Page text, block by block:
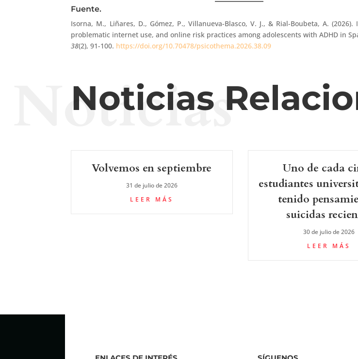
Fuente.
Isorna, M., Liñares, D., Gómez, P., Villanueva-Blasco, V. J., & Rial-Boubeta, A.
problematic internet use, and online risk practices among adolescents with ADHD in
38(2), 91-100. https://doi.org/10.70478/psicothema.2026.38.09
Noticias
Noticias
Volvemos en septiembre
31 de julio de 2026
LEER MÁS
Uno de cada
estudiantes
tenido
suicidas
30 de julio de 2026
LEER MÁS